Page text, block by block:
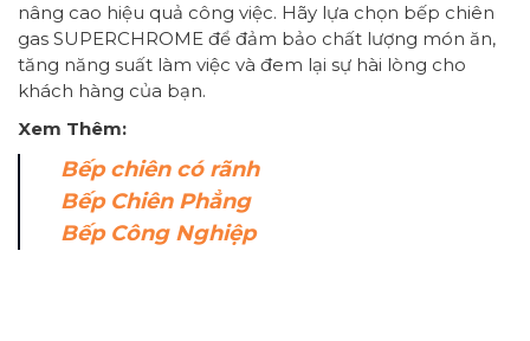
nâng cao hiệu quả công việc. Hãy lựa chọn bếp chiên
gas SUPERCHROME để đảm bảo chất lượng món ăn,
tăng năng suất làm việc và đem lại sự hài lòng cho
khách hàng của bạn.
Xem Thêm:
Bếp chiên có rãnh
Bếp Chiên Phẳng
Bếp Công Nghiệp